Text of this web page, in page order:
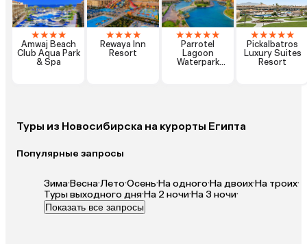
★★★★
Amwaj Beach
Club Aqua Park
& Spa
★★★★
Rewaya Inn
Resort
★★★★★
Parrotel
Lagoon
Waterpark
★★★★★
Pickalbatros
Luxury Suites
Resort
Туры из Новосибирска на курорты Египта
Популярные запросы
Зима·Весна·Лето·Осень·На одного·На двоих·На троих·
Туры выходного дня·На 2 ночи·На 3 ночи·
Показать все запросы